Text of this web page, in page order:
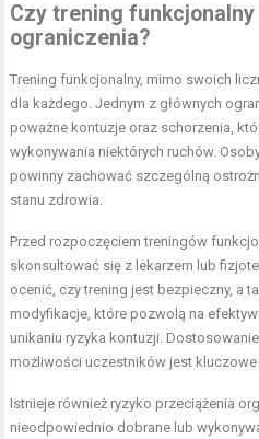
Czy trening
ograniczenia?
Trening funkcjonalny, mimo swoich
dla każdego. Jednym z głównych
poważne kontuzje oraz schorzenia,
wykonywania niektórych ruchów.
powinny zachować szczególną
stanu zdrowia.
Przed rozpoczęciem treningów
skonsultować się z lekarzem lub
ocenić, czy trening jest bezpieczny, a
modyfikacje, które pozwolą na
unikaniu ryzyka kontuzji.
możliwości uczestników jest
Istnieje również ryzyko przeciążenia
nieodpowiednio dobrane lub